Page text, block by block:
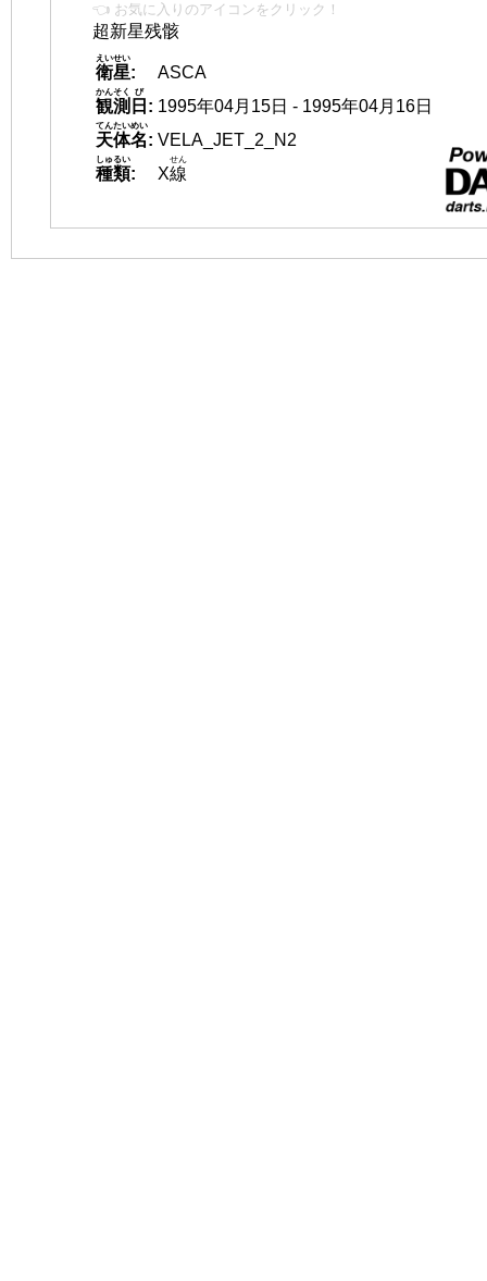
👈 お気に入りのアイコンをクリック！
超新星残骸
衛星
えいせい
:
ASCA
観測
かんそく
日
び
: 1995年04月15日 - 1995年04月16日
天体名
てんたいめい
: VELA_JET_2_N2
種類
しゅるい
: X線
せん